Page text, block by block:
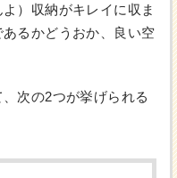
）収納がキレイに収ま
るかどうおか、良い空
次の2つが挙げられる